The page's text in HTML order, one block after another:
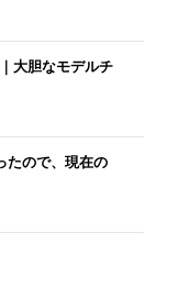
大胆なモデルチ
たので、現在の